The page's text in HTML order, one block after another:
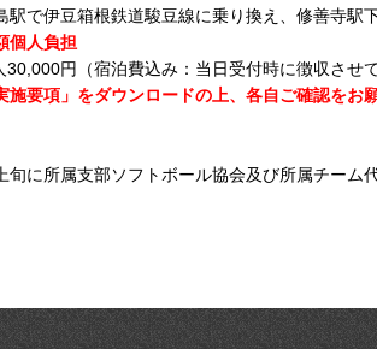
駅で伊豆箱根鉄道駿豆線に乗り換え、修善寺駅
個人負担
30,000円（宿泊費込み：当日受付時に徴収させ
要項」をダウンロードの上、各自ご確認をお願
旬に所属支部ソフトボール協会及び所属チーム